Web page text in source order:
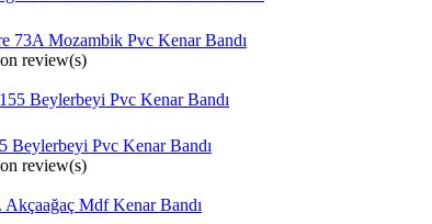
73A Mozambik Pvc Kenar Bandı
review(s)
Beylerbeyi Pvc Kenar Bandı
review(s)